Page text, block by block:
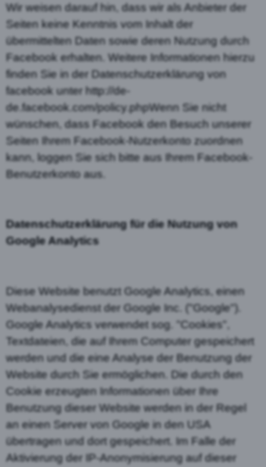
Wir weisen darauf hin, dass wir als Anbieter der
Seiten keine Kenntnis vom Inhalt der
übermittelten Daten sowie deren Nutzung durch
Facebook erhalten. Weitere Informationen hierzu
finden Sie in der Datenschutzerklärung von
facebook unter http://de-
de.facebook.com/policy.phpWenn Sie nicht
wünschen, dass Facebook den Besuch unserer
Seiten Ihrem Facebook-Nutzerkonto zuordnen
kann, loggen Sie sich bitte aus Ihrem Facebook-
Benutzerkonto aus.
Datenschutzerklärung für die Nutzung von
Google Analytics
Diese Website benutzt Google Analytics, einen
Webanalysedienst der Google Inc. ("Google").
Google Analytics verwendet sog. "Cookies",
Textdateien, die auf Ihrem Computer gespeichert
werden und die eine Analyse der Benutzung der
Website durch Sie ermöglichen. Die durch den
Cookie erzeugten Informationen über Ihre
Benutzung dieser Website werden in der Regel
an einen Server von Google in den USA
übertragen und dort gespeichert. Im Falle der
Aktivierung der IP-Anonymisierung auf dieser